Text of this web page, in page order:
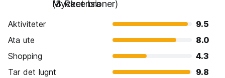
Mycket bra
(8 Recensioner)
Aktiviteter
9.5
Ata ute
8.0
Shopping
4.3
Tar det lugnt
9.8